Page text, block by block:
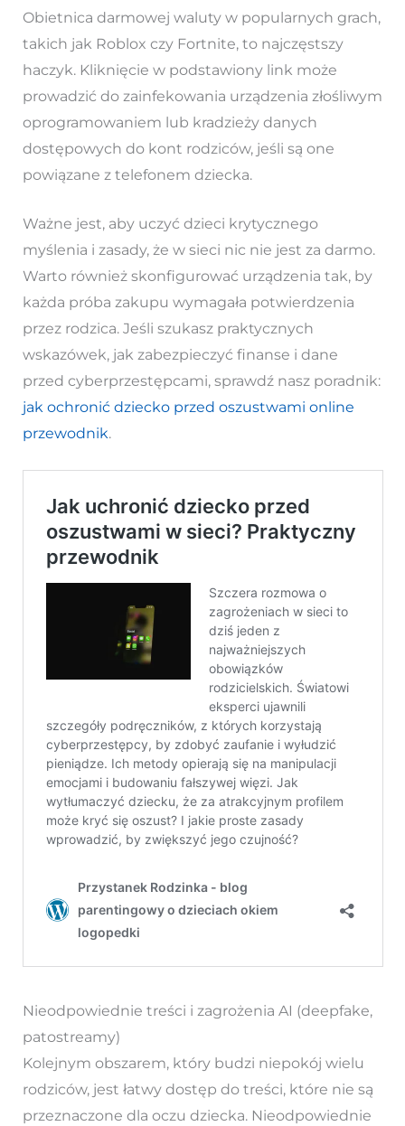
Obietnica darmowej waluty w popularnych grach,
takich jak Roblox czy Fortnite, to najczęstszy
haczyk. Kliknięcie w podstawiony link może
prowadzić do zainfekowania urządzenia złośliwym
oprogramowaniem lub kradzieży danych
dostępowych do kont rodziców, jeśli są one
powiązane z telefonem dziecka.
Ważne jest, aby uczyć dzieci krytycznego
myślenia i zasady, że w sieci nic nie jest za darmo.
Warto również skonfigurować urządzenia tak, by
każda próba zakupu wymagała potwierdzenia
przez rodzica. Jeśli szukasz praktycznych
wskazówek, jak zabezpieczyć finanse i dane
przed cyberprzestępcami, sprawdź nasz poradnik:
jak ochronić dziecko przed oszustwami online
przewodnik.
Nieodpowiednie treści i zagrożenia AI (deepfake,
patostreamy)
Kolejnym obszarem, który budzi niepokój wielu
rodziców, jest łatwy dostęp do treści, które nie są
przeznaczone dla oczu dziecka. Nieodpowiednie